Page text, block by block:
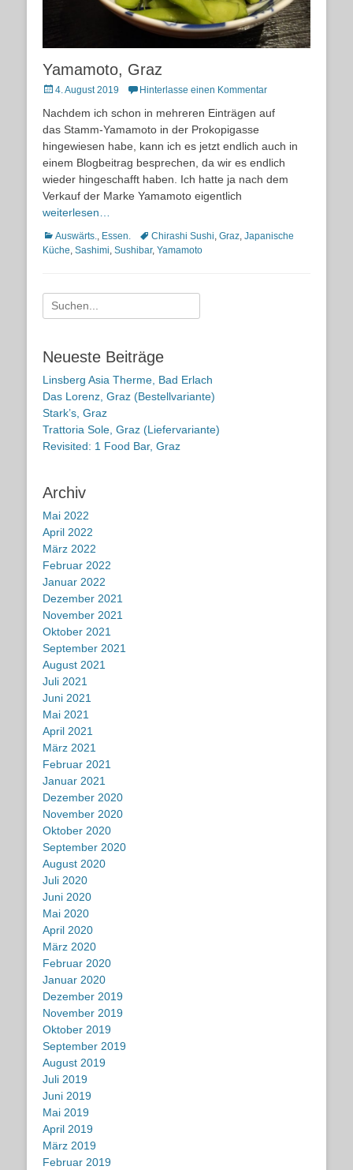
Yamamoto, Graz
Posted
4. August 2019 Hinterlasse einen Kommentar
Nachdem ich schon in mehreren Einträgen auf
das Stamm-Yamamoto in der Prokopigasse
hingewiesen habe, kann ich es jetzt endlich auch in
einem Blogbeitrag besprechen, da wir es endlich
wieder hingeschafft haben. Ich hatte ja nach dem
Verkauf der Marke Yamamoto eigentlich
weiterlesen…
Kategorien
Auswärts., Essen. Schlagworte
Chirashi Sushi, Graz, Japanische
Küche, Sashimi, Sushibar, Yamamoto
Suche
nach:
Neueste Beiträge
Linsberg Asia Therme, Bad Erlach
Das Lorenz, Graz (Bestellvariante)
Stark’s, Graz
Trattoria Sole, Graz (Liefervariante)
Revisited: 1 Food Bar, Graz
Archiv
Mai 2022
April 2022
März 2022
Februar 2022
Januar 2022
Dezember 2021
November 2021
Oktober 2021
September 2021
August 2021
Juli 2021
Juni 2021
Mai 2021
April 2021
März 2021
Februar 2021
Januar 2021
Dezember 2020
November 2020
Oktober 2020
September 2020
August 2020
Juli 2020
Juni 2020
Mai 2020
April 2020
März 2020
Februar 2020
Januar 2020
Dezember 2019
November 2019
Oktober 2019
September 2019
August 2019
Juli 2019
Juni 2019
Mai 2019
April 2019
März 2019
Februar 2019